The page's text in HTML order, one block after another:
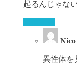
起るんじゃな
異性体を